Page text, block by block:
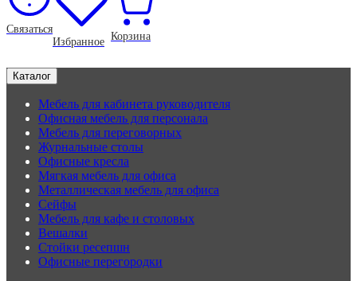
Связаться
Избранное Корзина
Каталог
Мебель для кабинета руководителя
Офисная мебель для персонала
Мебель для переговорных
Журнальные столы
Офисные кресла
Мягкая мебель для офиса
Металлическая мебель для офиса
Сейфы
Мебель для кафе и столовых
Вешалки
Стойки ресепшн
Офисные перегородки